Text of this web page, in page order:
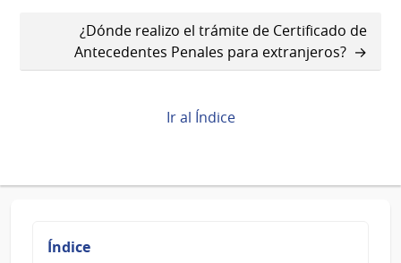
Book
el
¿Dónde realizo el trámite de Certificado de
Antecedentes Penales para extranjeros?
Ir al Índice
Índice